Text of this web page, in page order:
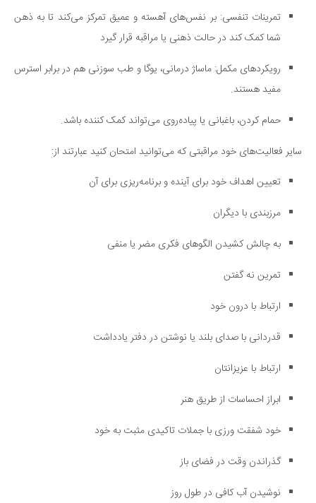
تمرینات تنفسی: بر نفس‌های آهسته و عمیق تمرکز می‌کند تا به ذهن
شما کمک کند در حالت ذهنی یا مراقبه قرار گیرد
رویکردهای مکمل: ماساژ درمانی، یوگا و طب سوزنی هم در برابر استرس
مفید هستند.
حمام کردن، باغبانی یا پیاده‌روی می‌تواند کمک کننده باشد.
سایر فعالیت‌های خود مراقبتی که می‌توانید امتحان کنید عبارتند از:
تعیین اهداف خود برای آینده و برنامه‌ریزی برای آن
مرزبندی با دیگران
به چالش کشیدن الگوهای فکری مضر یا منفی
تمرین نه گفتن
ارتباط با درون خود
قدردانی با صدای بلند یا نوشتن در دفتر یادداشت
ارتباط با عزیزانتان
ابراز احساسات از طریق هنر
خود شفقت ورزی با جملات تاکیدی مثبت به خود
گذراندن وقت در فضای باز
نوشیدن آب کافی در طول روز